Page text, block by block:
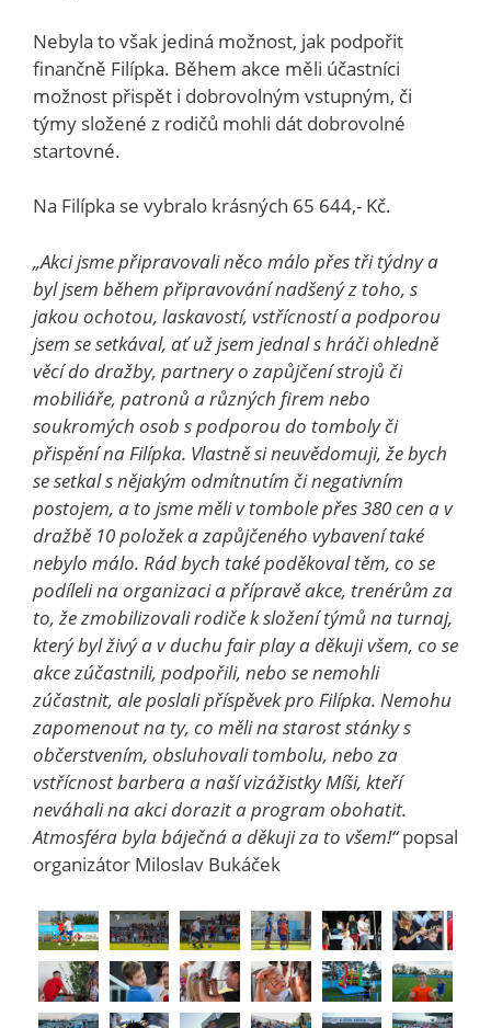
Nebyla to však jediná možnost, jak podpořit
finančně Filípka. Během akce měli účastníci
možnost přispět i dobrovolným vstupným, či
týmy složené z rodičů mohli dát dobrovolné
startovné.
Na Filípka se vybralo krásných 65 644,- Kč.
„Akci jsme připravovali něco málo přes tři týdny a
byl jsem během připravování nadšený z toho, s
jakou ochotou, laskavostí, vstřícností a podporou
jsem se setkával, ať už jsem jednal s hráči ohledně
věcí do dražby, partnery o zapůjčení strojů či
mobiliáře, patronů a různých firem nebo
soukromých osob s podporou do tomboly či
přispění na Filípka. Vlastně si neuvědomuji, že bych
se setkal s nějakým odmítnutím či negativním
postojem, a to jsme měli v tombole přes 380 cen a v
dražbě 10 položek a zapůjčeného vybavení také
nebylo málo. Rád bych také poděkoval těm, co se
podíleli na organizaci a přípravě akce, trenérům za
to, že zmobilizovali rodiče k složení týmů na turnaj,
který byl živý a v duchu fair play a děkuji všem, co se
akce zúčastnili, podpořili, nebo se nemohli
zúčastnit, ale poslali příspěvek pro Filípka. Nemohu
zapomenout na ty, co měli na starost stánky s
občerstvením, obsluhovali tombolu, nebo za
vstřícnost barbera a naší vizážistky Míši, kteří
neváhali na akci dorazit a program obohatit.
Atmosféra byla báječná a děkuji za to všem!“popsal
organizátor Miloslav Bukáček